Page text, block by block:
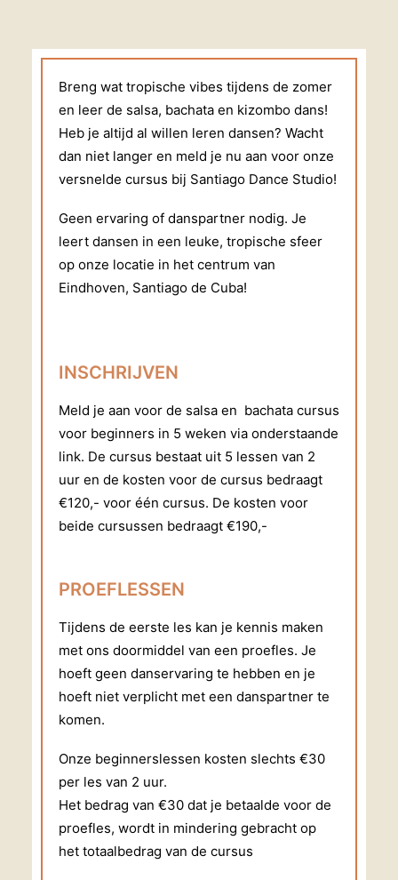
Breng wat tropische vibes tijdens de zomer
en leer de salsa, bachata en kizombo dans!
Heb je altijd al willen leren dansen? Wacht
dan niet langer en meld je nu aan voor onze
versnelde cursus bij Santiago Dance Studio!
Geen ervaring of danspartner nodig. Je
leert dansen in een leuke, tropische sfeer
op onze locatie in het centrum van
Eindhoven, Santiago de Cuba!
INSCHRIJVEN
Meld je aan voor de salsa en bachata cursus
voor beginners in 5 weken via onderstaande
link. De cursus bestaat uit 5 lessen van 2
uur en de kosten voor de cursus bedraagt
€120,- voor één cursus. De kosten voor
beide cursussen bedraagt €190,-
PROEFLESSEN
Tijdens de eerste les kan je kennis maken
met ons doormiddel van een proefles. Je
hoeft geen danservaring te hebben en je
hoeft niet verplicht met een danspartner te
komen.
Onze beginnerslessen kosten slechts €30
per les van 2 uur.
Het bedrag van €30 dat je betaalde voor de
proefles, wordt in mindering gebracht op
het totaalbedrag van de cursus